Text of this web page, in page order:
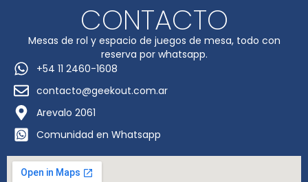
CONTACTO
Mesas de rol y espacio de juegos de mesa, todo con
reserva por whatsapp.
+54 11 2460-1608
contacto@geekout.com.ar
Arevalo 2061
Comunidad en Whatsapp